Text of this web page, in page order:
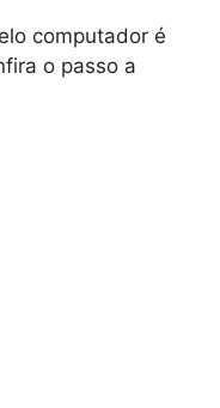
computador é
o passo a